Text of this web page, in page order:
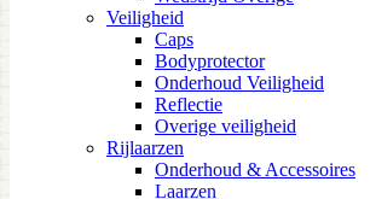
Veiligheid
Caps
Bodyprotector
Onderhoud Veiligheid
Reflectie
Overige veiligheid
Rijlaarzen
Onderhoud & Accessoires
Laarzen